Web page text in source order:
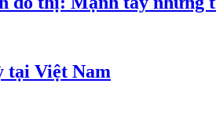
tại Việt Nam